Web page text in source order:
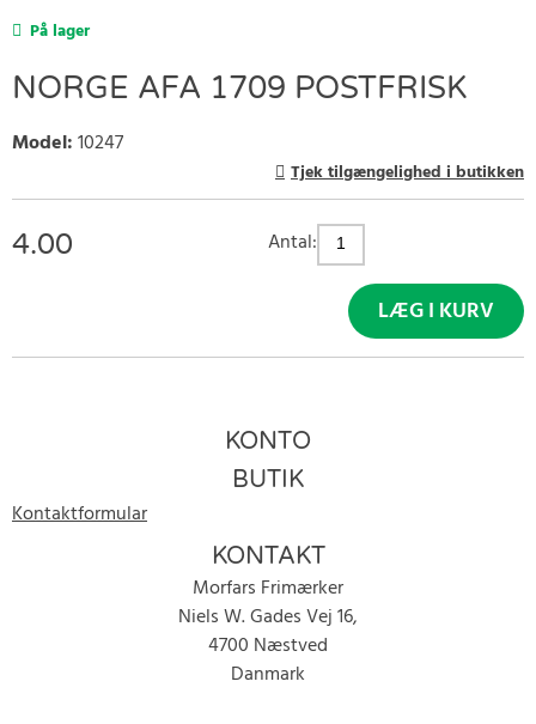
På lager
NORGE AFA 1709 POSTFRISK
Model:10247
Tjek tilgængelighed i butikken
4.00 Antal:
LÆG I KURV
KONTO
BUTIK
Kontaktformular
KONTAKT
Morfars Frimærker
Niels W. Gades Vej 16,
4700 Næstved
Danmark